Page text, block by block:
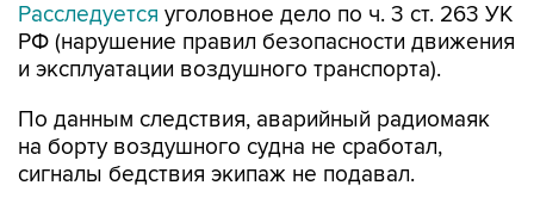
Расследуется уголовное дело по ч. 3 ст. 263 УК
РФ (нарушение правил безопасности движения
и эксплуатации воздушного транспорта).
По данным следствия, аварийный радиомаяк
на борту воздушного судна не сработал,
сигналы бедствия экипаж не подавал.